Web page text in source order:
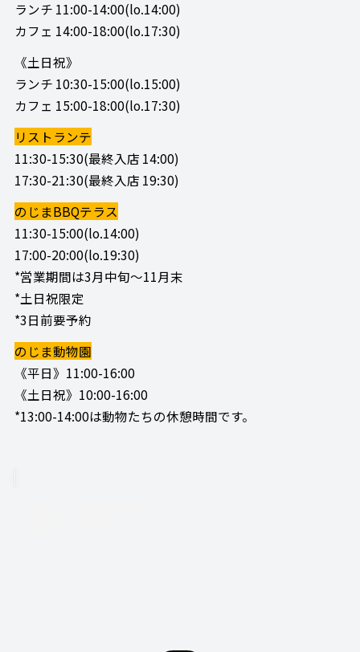
ランチ 11:00-14:00(lo.14:00)
カフェ 14:00-18:00(lo.17:30)
《土日祝》
ランチ 10:30-15:00(lo.15:00)
カフェ 15:00-18:00(lo.17:30)
リストランテ
11:30-15:30(最終入店 14:00)
17:30-21:30(最終入店 19:30)
のじまBBQテラス
11:30-15:00(lo.14:00)
17:00-20:00(lo.19:30)
*営業期間は3月中旬～11月末
*土日祝限定
*3日前要予約
のじま動物園
《平日》11:00-16:00
《土日祝》10:00-16:00
*13:00-14:00は動物たちの休憩時間です。